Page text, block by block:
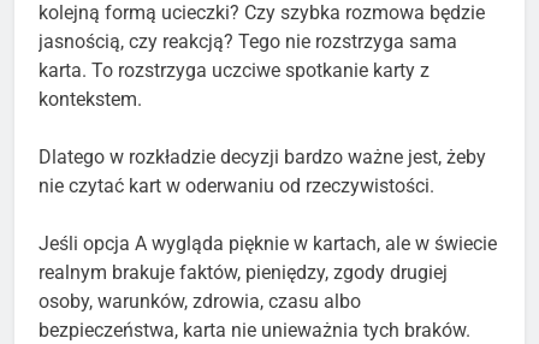
kolejną formą ucieczki? Czy szybka rozmowa będzie
jasnością, czy reakcją? Tego nie rozstrzyga sama
karta. To rozstrzyga uczciwe spotkanie karty z
kontekstem.
Dlatego w rozkładzie decyzji bardzo ważne jest, żeby
nie czytać kart w oderwaniu od rzeczywistości.
Jeśli opcja A wygląda pięknie w kartach, ale w świecie
realnym brakuje faktów, pieniędzy, zgody drugiej
osoby, warunków, zdrowia, czasu albo
bezpieczeństwa, karta nie unieważnia tych braków.